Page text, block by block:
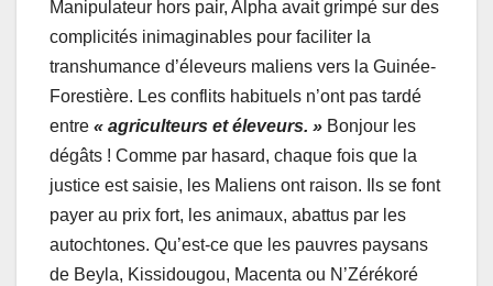
Manipulateur hors pair, Alpha avait grimpé sur des
complicités inimaginables pour faciliter la
transhumance d’éleveurs maliens vers la Guinée-
Forestière. Les conflits habituels n’ont pas tardé
entre « agriculteurs et éleveurs. » Bonjour les
dégâts ! Comme par hasard, chaque fois que la
justice est saisie, les Maliens ont raison. Ils se font
payer au prix fort, les animaux, abattus par les
autochtones. Qu’est-ce que les pauvres paysans
de Beyla, Kissidougou, Macenta ou N’Zérékoré